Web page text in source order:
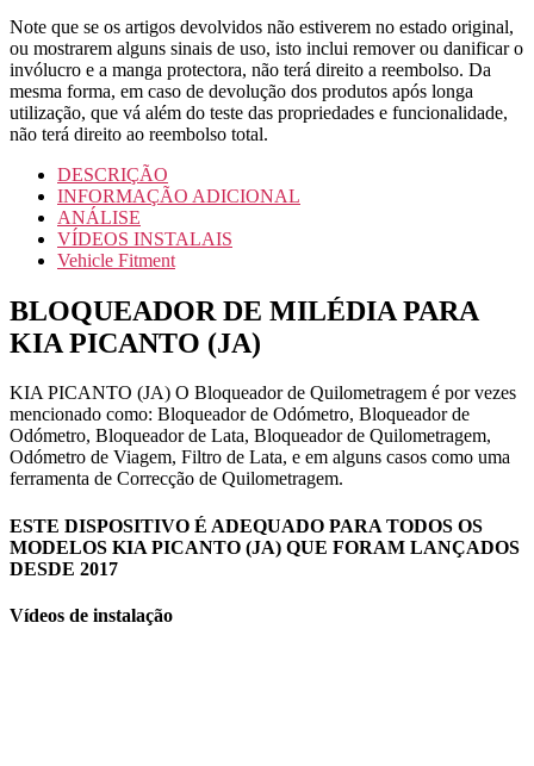
Note que se os artigos devolvidos não estiverem no estado original,
ou mostrarem alguns sinais de uso, isto inclui remover ou danificar o
invólucro e a manga protectora, não terá direito a reembolso. Da
mesma forma, em caso de devolução dos produtos após longa
utilização, que vá além do teste das propriedades e funcionalidade,
não terá direito ao reembolso total.
DESCRIÇÃO
INFORMAÇÃO ADICIONAL
ANÁLISE
VÍDEOS INSTALAIS
Vehicle Fitment
BLOQUEADOR DE MILÉDIA PARA
KIA PICANTO (JA)
KIA PICANTO (JA) O Bloqueador de Quilometragem é por vezes
mencionado como: Bloqueador de Odómetro, Bloqueador de
Odómetro, Bloqueador de Lata, Bloqueador de Quilometragem,
Odómetro de Viagem, Filtro de Lata, e em alguns casos como uma
ferramenta de Correcção de Quilometragem.
ESTE DISPOSITIVO É ADEQUADO PARA TODOS OS
MODELOS KIA PICANTO (JA) QUE FORAM LANÇADOS
DESDE 2017
Vídeos de instalação